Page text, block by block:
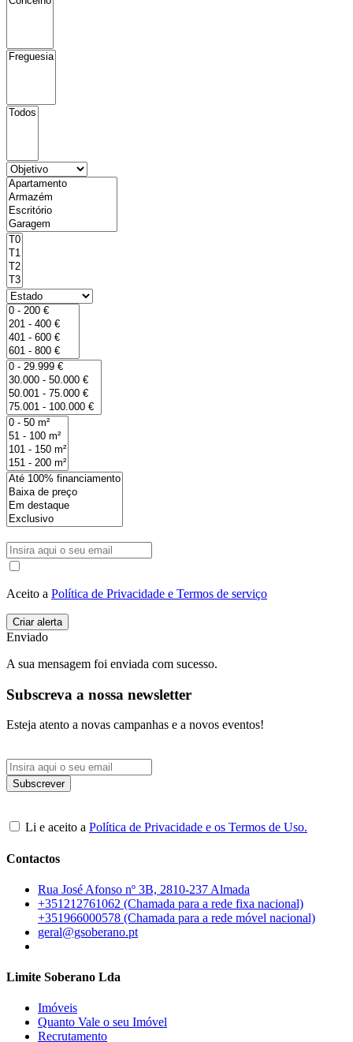
Aceito a Política de Privacidade e Termos de serviço
Enviado
A sua mensagem foi enviada com sucesso.
Subscreva a nossa newsletter
Esteja atento a novas campanhas e a novos eventos!
Li e aceito a Política de Privacidade e os Termos de Uso.
Contactos
Rua José Afonso nº 3B, 2810-237 Almada
+351212761062 (Chamada para a rede fixa nacional)
+351966000578 (Chamada para a rede móvel nacional)
geral@gsoberano.pt
Limite Soberano Lda
Imóveis
Quanto Vale o seu Imóvel
Recrutamento